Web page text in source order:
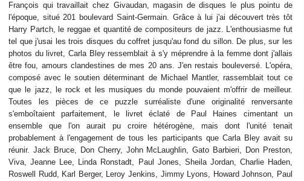
François qui travaillait chez Givaudan, magasin de disques le plus pointu de
l'époque, situé 201 boulevard Saint-Germain. Grâce à lui j'ai découvert très tôt
Harry Partch, le reggae et quantité de compositeurs de jazz. L'enthousiasme fut
tel que j'usai les trois disques du coffret jusqu'au fond du sillon. De plus, sur les
photos du livret, Carla Bley ressemblait à s'y méprendre à la femme dont j'allais
être fou, amours clandestines de mes 20 ans. J'en restais bouleversé. L'opéra,
composé avec le soutien déterminant de Michael Mantler, rassemblait tout ce
que le jazz, le rock et les musiques du monde pouvaient m'offrir de meilleur.
Toutes les pièces de ce puzzle surréaliste d'une originalité renversante
s'emboîtaient parfaitement, le livret éclaté de Paul Haines cimentant un
ensemble que l'on aurait pu croire hétérogène, mais dont l'unité tenait
probablement à l'engagement de tous les participants que Carla Bley avait su
réunir. Jack Bruce, Don Cherry, John McLaughlin, Gato Barbieri, Don Preston,
Viva, Jeanne Lee, Linda Ronstadt, Paul Jones, Sheila Jordan, Charlie Haden,
Roswell Rudd, Karl Berger, Leroy Jenkins, Jimmy Lyons, Howard Johnson, Paul